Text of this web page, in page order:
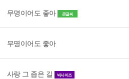
무명이어도 좋아 큰글씨
무명이어도 좋아
사랑 그 좁은 길 빅사이즈